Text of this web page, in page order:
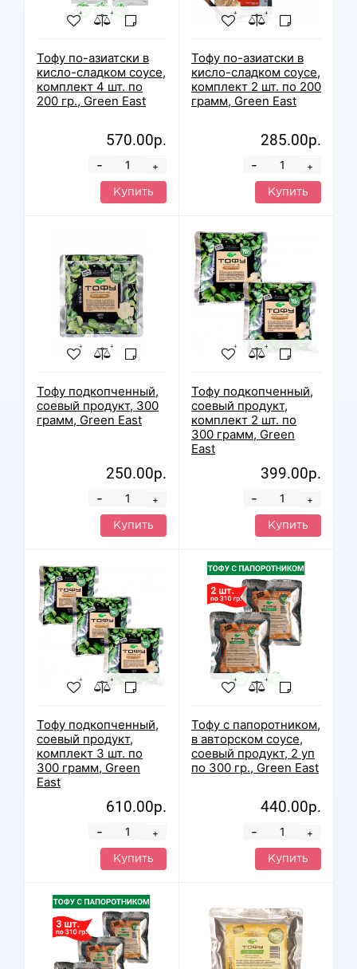
Тофу по-азиатски в
кисло-сладком соусе,
комплект 4 шт. по
200 гр., Green East
570.00р.
+
-
Купить
Тофу по-азиатски в
кисло-сладком соусе,
комплект 2 шт. по 200
грамм, Green East
285.00р.
+
-
Купить
Тофу подкопченный,
соевый продукт, 300
грамм, Green East
250.00р.
+
-
Купить
Тофу подкопченный,
соевый продукт,
комплект 2 шт. по
300 грамм, Green
East
399.00р.
+
-
Купить
Тофу подкопченный,
соевый продукт,
комплект 3 шт. по
300 грамм, Green
East
610.00р.
+
-
Купить
Тофу с папоротником,
в авторском соусе,
соевый продукт, 2 уп
по 300 гр., Green East
440.00р.
+
-
Купить